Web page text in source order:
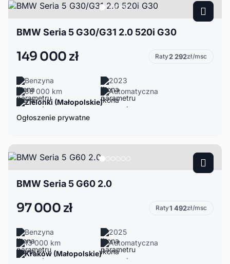
BMW Seria 5 G30/G31 2.0 520i G30
149 000 zł Raty2 292zł/msc
Benzyna
2023
88 000 km
Automatyczna
Zielonki (Małopolskie)
Ogłoszenie prywatne
BMW Seria 5 G60 2.0
97 000 zł Raty1 492zł/msc
Benzyna
2025
13 000 km
Automatyczna
Kraków (Małopolskie)